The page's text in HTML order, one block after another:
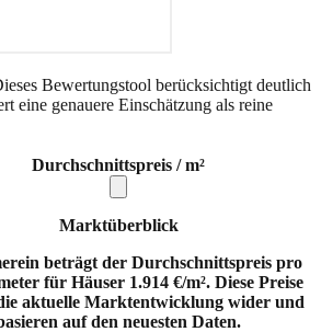
Bewertungstool berücksichtigt deutlich
eine genauere Einschätzung als reine
Durchschnittspreis / m²
Marktüberblick
beträgt der Durchschnittspreis pro
für Häuser 1.914 €/m². Diese Preise
aktuelle Marktentwicklung wider und
auf den neuesten Daten.